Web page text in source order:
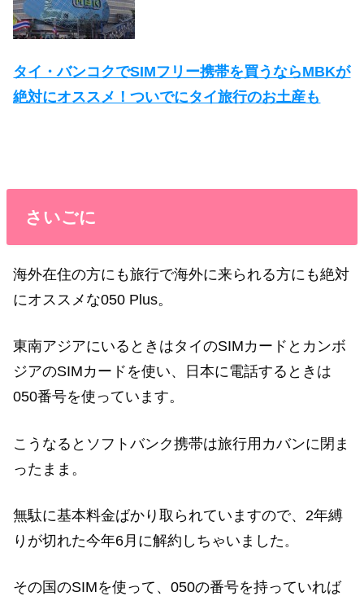
タイ・バンコクでSIMフリー携帯を買うならMBKが
絶対にオススメ！ついでにタイ旅行のお土産も
さいごに
海外在住の方にも旅行で海外に来られる方にも絶対
にオススメな050 Plus。
東南アジアにいるときはタイのSIMカードとカンボ
ジアのSIMカードを使い、日本に電話するときは
050番号を使っています。
こうなるとソフトバンク携帯は旅行用カバンに閉ま
ったまま。
無駄に基本料金ばかり取られていますので、2年縛
りが切れた今年6月に解約しちゃいました 。
その国のSIMを使って、050の番号を持っていれば